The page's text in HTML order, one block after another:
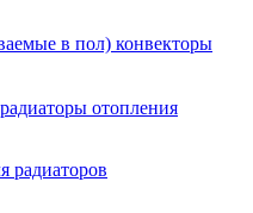
в пол) конвекторы
отопления
радиаторов